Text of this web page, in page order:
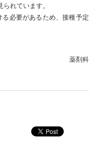
れています。
必要があるため、接種予定
薬剤科